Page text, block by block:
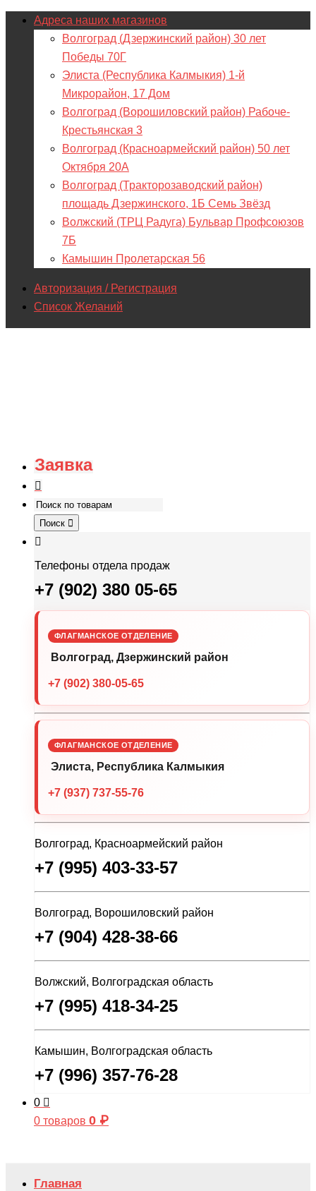
Адреса наших магазинов
Волгоград (Дзержинский район) 30 лет
Победы 70Г
Элиста (Республика Калмыкия) 1-й
Микрорайон, 17 Дом
Волгоград (Ворошиловский район) Рабоче-
Крестьянская 3
Волгоград (Красноармейский район) 50 лет
Октября 20А
Волгоград (Тракторозаводский район)
площадь Дзержинского, 1Б Семь Звёзд
Волжский (ТРЦ Радуга) Бульвар Профсоюзов
7Б
Камышин Пролетарская 56
Авторизация / Регистрация
Список Желаний
Заявка
Поиск
Телефоны отдела продаж
+7 (902) 380 05-65
ФЛАГМАНСКОЕ ОТДЕЛЕНИЕ
Волгоград, Дзержинский район
+7 (902) 380-05-65
ФЛАГМАНСКОЕ ОТДЕЛЕНИЕ
Элиста, Республика Калмыкия
+7 (937) 737-55-76
Волгоград, Красноармейский район
+7 (995) 403-33-57
Волгоград, Ворошиловский район
+7 (904) 428-38-66
Волжский, Волгоградская область
+7 (995) 418-34-25
Камышин, Волгоградская область
+7 (996) 357-76-28
0
0 товаров 0 ₽
Главная